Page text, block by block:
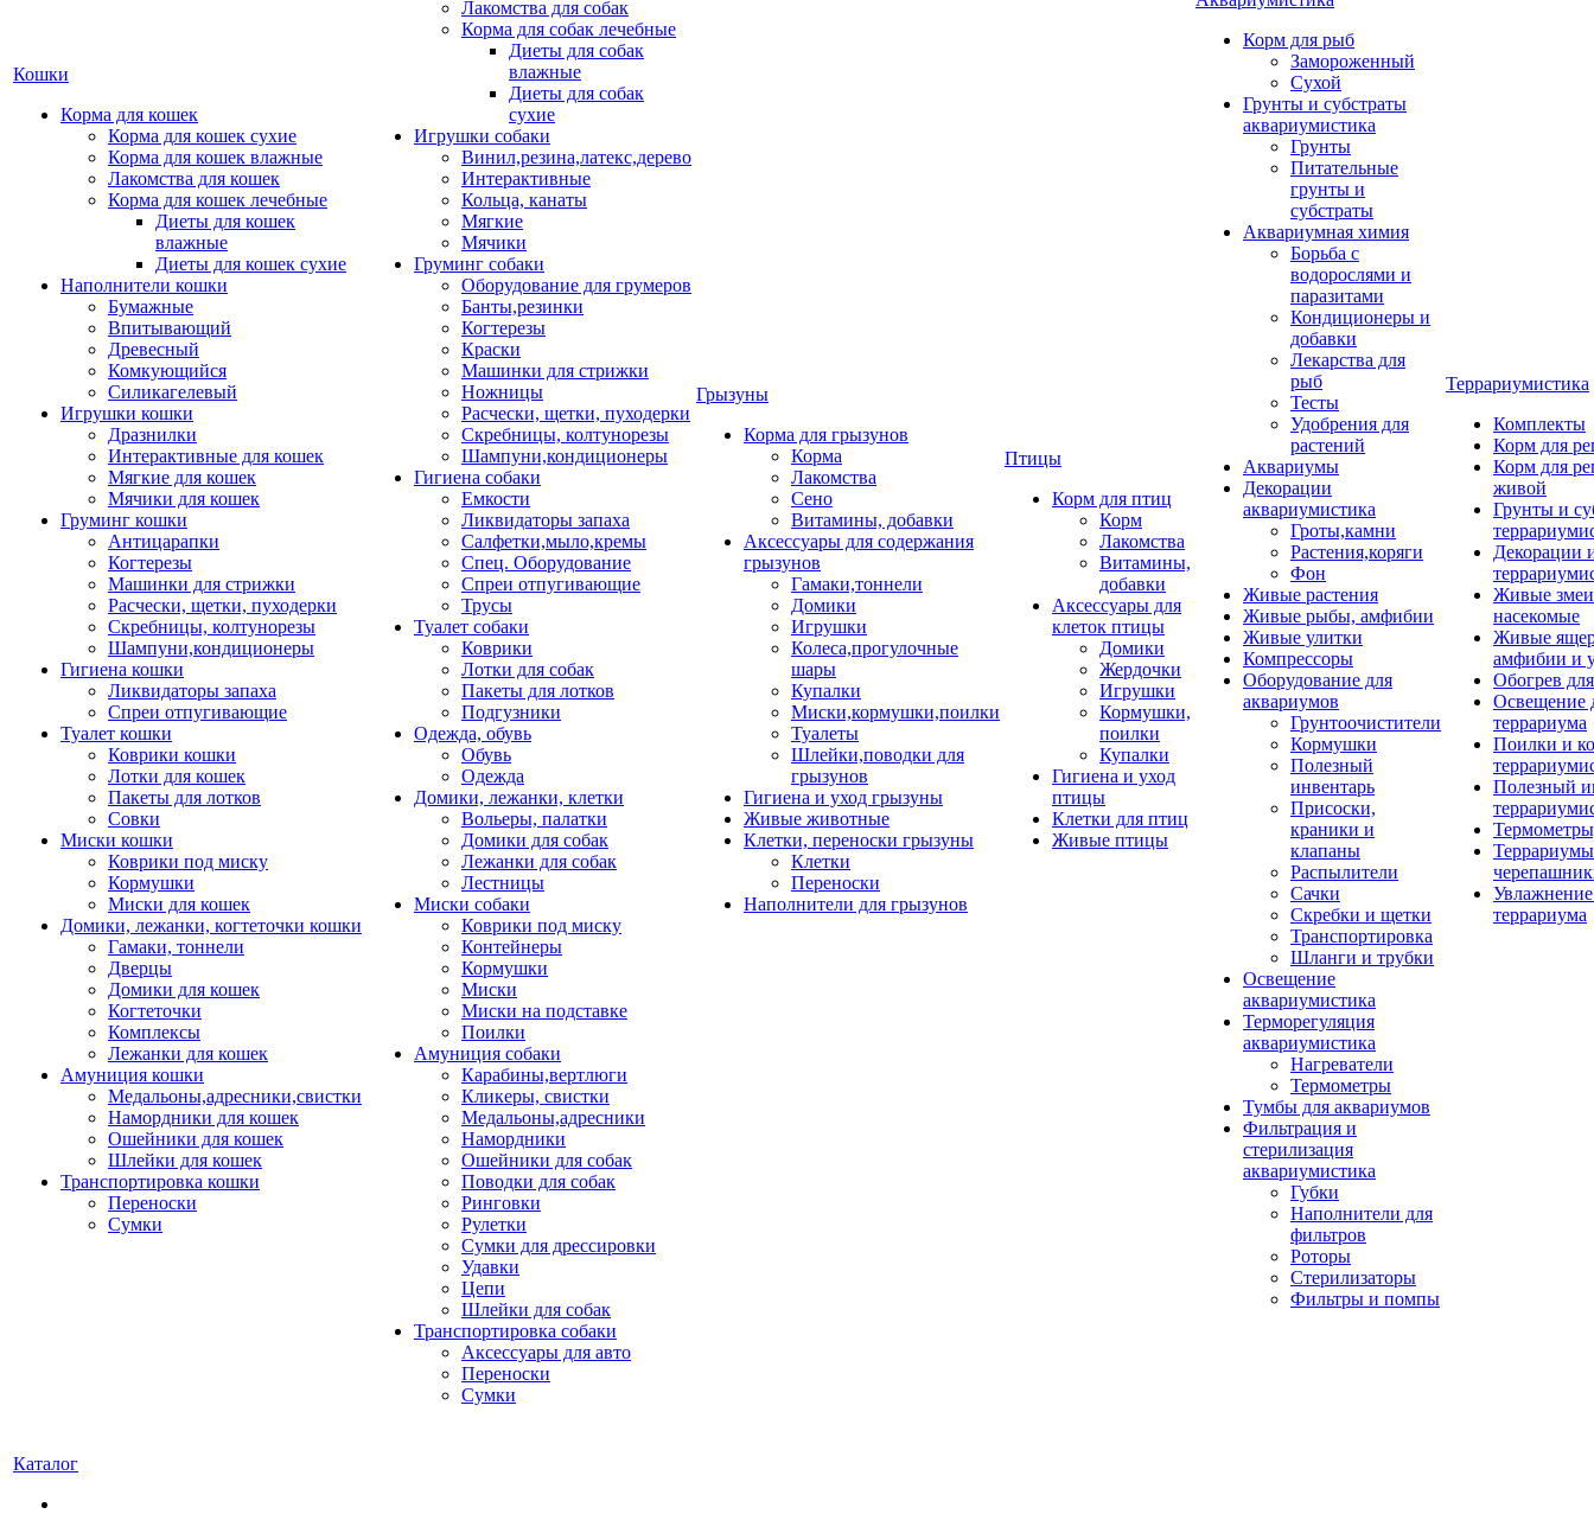
Кошки
Корма для кошек
Корма для кошек сухие
Корма для кошек влажные
Лакомства для кошек
Корма для кошек лечебные
Диеты для кошек
влажные
Диеты для кошек сухие
Наполнители кошки
Бумажные
Впитывающий
Древесный
Комкующийся
Силикагелевый
Игрушки кошки
Дразнилки
Интерактивные для кошек
Мягкие для кошек
Мячики для кошек
Груминг кошки
Антицарапки
Когтерезы
Машинки для стрижки
Расчески, щетки, пуходерки
Скребницы, колтунорезы
Шампуни,кондиционеры
Гигиена кошки
Ликвидаторы запаха
Спреи отпугивающие
Туалет кошки
Коврики кошки
Лотки для кошек
Пакеты для лотков
Совки
Миски кошки
Коврики под миску
Кормушки
Миски для кошек
Домики, лежанки, когтеточки кошки
Гамаки, тоннели
Дверцы
Домики для кошек
Когтеточки
Комплексы
Лежанки для кошек
Амуниция кошки
Медальоны,адресники,свистки
Намордники для кошек
Ошейники для кошек
Шлейки для кошек
Транспортировка кошки
Переноски
Сумки
Лакомства для собак
Корма для собак лечебные
Диеты для собак
влажные
Диеты для собак
сухие
Игрушки собаки
Винил,резина,латекс,дерево
Интерактивные
Кольца, канаты
Мягкие
Мячики
Груминг собаки
Оборудование для грумеров
Банты,резинки
Когтерезы
Краски
Машинки для стрижки
Ножницы
Расчески, щетки, пуходерки
Скребницы, колтунорезы
Шампуни,кондиционеры
Гигиена собаки
Емкости
Ликвидаторы запаха
Салфетки,мыло,кремы
Спец. Оборудование
Спреи отпугивающие
Трусы
Туалет собаки
Коврики
Лотки для собак
Пакеты для лотков
Подгузники
Одежда, обувь
Обувь
Одежда
Домики, лежанки, клетки
Вольеры, палатки
Домики для собак
Лежанки для собак
Лестницы
Миски собаки
Коврики под миску
Контейнеры
Кормушки
Миски
Миски на подставке
Поилки
Амуниция собаки
Карабины,вертлюги
Кликеры, свистки
Медальоны,адресники
Намордники
Ошейники для собак
Поводки для собак
Ринговки
Рулетки
Сумки для дрессировки
Удавки
Цепи
Шлейки для собак
Транспортировка собаки
Аксессуары для авто
Переноски
Сумки
Грызуны
Корма для грызунов
Корма
Лакомства
Сено
Витамины, добавки
Аксессуары для содержания
грызунов
Гамаки,тоннели
Домики
Игрушки
Колеса,прогулочные
шары
Купалки
Миски,кормушки,поилки
Туалеты
Шлейки,поводки для
грызунов
Гигиена и уход грызуны
Живые животные
Клетки, переноски грызуны
Клетки
Переноски
Наполнители для грызунов
Птицы
Корм для птиц
Корм
Лакомства
Витамины,
добавки
Аксессуары для
клеток птицы
Домики
Жердочки
Игрушки
Кормушки,
поилки
Купалки
Гигиена и уход
птицы
Клетки для птиц
Живые птицы
Корм для рыб
Замороженный
Сухой
Грунты и субстраты
аквариумистика
Грунты
Питательные
грунты и
субстраты
Аквариумная химия
Борьба с
водорослями и
паразитами
Кондиционеры и
добавки
Лекарства для
рыб
Тесты
Удобрения для
растений
Аквариумы
Декорации
аквариумистика
Гроты,камни
Растения,коряги
Фон
Живые растения
Живые рыбы, амфибии
Живые улитки
Компрессоры
Оборудование для
аквариумов
Грунтоочистители
Кормушки
Полезный
инвентарь
Присоски,
краники и
клапаны
Распылители
Сачки
Скребки и щетки
Транспортировка
Шланги и трубки
Освещение
аквариумистика
Терморегуляция
аквариумистика
Нагреватели
Термометры
Тумбы для аквариумов
Фильтрация и
стерилизация
аквариумистика
Губки
Наполнители для
фильтров
Роторы
Стерилизаторы
Фильтры и помпы
Террариумистика
Комплекты
Корм для
Корм для
живой
Грунты и
Декорации
Живые
насекомые
Живые
амфибии и
Обогрев
Освещение
террариума
Поилки и
Полезный
террариума
Каталог